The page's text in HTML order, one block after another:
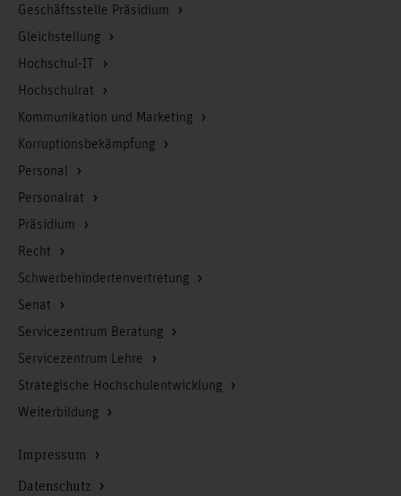
Geschäftsstelle Präsidium
Gleichstellung
Hochschul-IT
Hochschulrat
Kommunikation und Marketing
Korruptionsbekämpfung
Personal
Personalrat
Präsidium
Recht
Schwerbehindertenvertretung
Senat
Servicezentrum Beratung
Servicezentrum Lehre
Strategische Hochschulentwicklung
Weiterbildung
Impressum
Datenschutz